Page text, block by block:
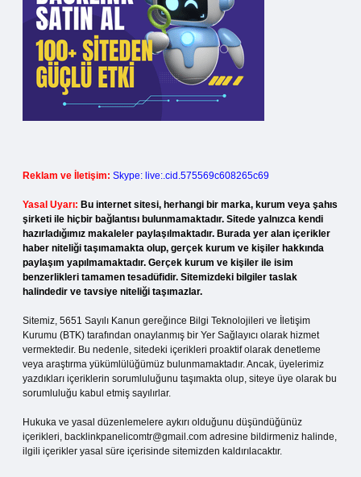
Reklam ve İletişim: Skype: live:.cid.575569c608265c69
Yasal Uyarı: Bu internet sitesi, herhangi bir marka, kurum veya şahıs
şirketi ile hiçbir bağlantısı bulunmamaktadır. Sitede yalnızca kendi
hazırladığımız makaleler paylaşılmaktadır. Burada yer alan içerikler
haber niteliği taşımamakta olup, gerçek kurum ve kişiler hakkında
paylaşım yapılmamaktadır. Gerçek kurum ve kişiler ile isim
benzerlikleri tamamen tesadüfidir. Sitemizdeki bilgiler taslak
halindedir ve tavsiye niteliği taşımazlar.
Sitemiz, 5651 Sayılı Kanun gereğince Bilgi Teknolojileri ve İletişim
Kurumu (BTK) tarafından onaylanmış bir Yer Sağlayıcı olarak hizmet
vermektedir. Bu nedenle, sitedeki içerikleri proaktif olarak denetleme
veya araştırma yükümlülüğümüz bulunmamaktadır. Ancak, üyelerimiz
yazdıkları içeriklerin sorumluluğunu taşımakta olup, siteye üye olarak bu
sorumluluğu kabul etmiş sayılırlar.
Hukuka ve yasal düzenlemelere aykırı olduğunu düşündüğünüz
içerikleri, backlinkpanelicomtr@gmail.com adresine bildirmeniz halinde,
ilgili içerikler yasal süre içerisinde sitemizden kaldırılacaktır.